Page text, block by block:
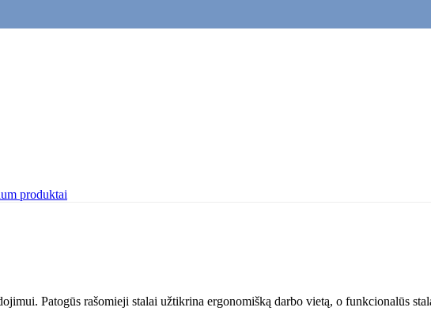
produktai
Patogūs rašomieji stalai užtikrina ergonomišką darbo vietą, o funkcionalūs